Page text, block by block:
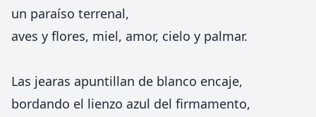
un paraíso terrenal,
aves y flores, miel, amor, cielo y palmar.
Las jearas apuntillan de blanco encaje,
bordando el lienzo azul del firmamento,